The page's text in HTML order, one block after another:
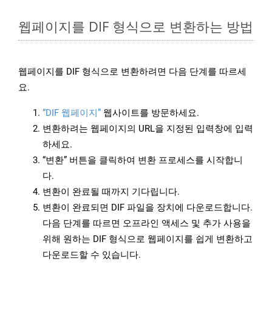
웹페이지를 DIF 형식으로 변환하는 방법
웹페이지를 DIF 형식으로 변환하려면 다음 단계를 따르세
요.
“DIF 웹페이지” 웹사이트를 방문하세요.
변환하려는 웹페이지의 URL을 지정된 입력창에 입력
하세요.
“변환” 버튼을 클릭하여 변환 프로세스를 시작합니
다.
변환이 완료될 때까지 기다립니다.
변환이 완료되면 DIF 파일을 장치에 다운로드합니다.
다음 단계를 따르면 오프라인 액세스 및 추가 사용을
위해 원하는 DIF 형식으로 웹페이지를 쉽게 변환하고
다운로드할 수 있습니다.